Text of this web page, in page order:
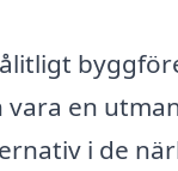
en
i de